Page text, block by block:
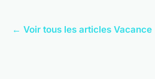
← Voir tous les articles Vacance